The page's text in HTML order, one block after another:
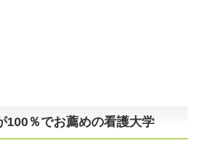
100％でお薦めの看護大学